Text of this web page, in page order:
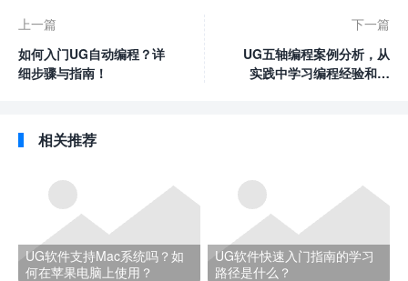
上一篇
如何入门UG自动编程？详
细步骤与指南！
下一篇
UG五轴编程案例分析，从
实践中学习编程经验和策
相关推荐
UG软件支持Mac系统吗？如
何在苹果电脑上使用？
UG软件快速入门指南的学习
路径是什么？